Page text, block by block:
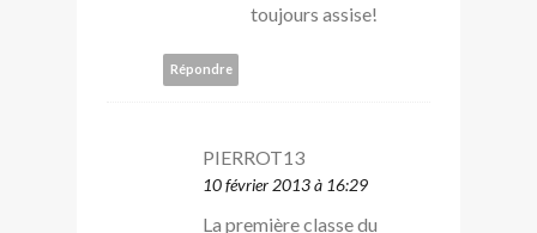
toujours assise!
Répondre
PIERROT13
10 février 2013 à 16:29
La première classe du